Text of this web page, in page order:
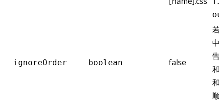
ignoreOrder boolean false